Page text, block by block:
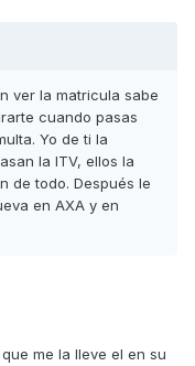
ver la matricula sabe
cuando pasas
Yo de ti la
la ITV, ellos la
de todo. Después le
en AXA y en
me la lleve el en su